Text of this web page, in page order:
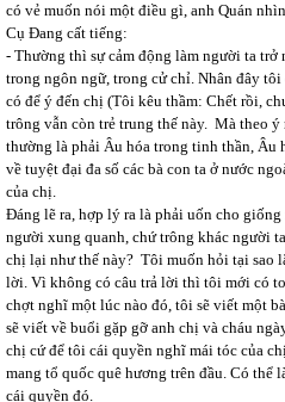
có vẻ muốn nói một điều gì, anh Quán
Cụ Đang cất tiếng:
- Thường thì sự cảm động làm người ta
trong ngôn ngữ, trong cử chỉ. Nhân đây
có để ý đến chị (Tôi kêu thầm: Chết rồi,
trông vẫn còn trẻ trung thế này. Mà theo
thường là phải Âu hóa trong tinh thần, Âu
về tuyệt đại đa số các bà con ta ở nước
của chị.
Đáng lẽ ra, hợp lý ra là phải uốn cho
người xung quanh, chứ trông khác người
chị lại như thế này? Tôi muốn hỏi tại sao
lời. Vì không có câu trả lời thì tôi mới có
chợt nghĩ một lúc nào đó, tôi sẽ viết một
sẽ viết về buổi gặp gỡ anh chị và cháu
chị cứ để tôi cái quyền nghĩ mái tóc của
mang tổ quốc quê hương trên đầu. Có
cái quyền đó.